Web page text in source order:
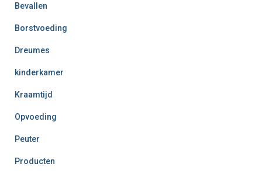
Bevallen
Borstvoeding
Dreumes
kinderkamer
Kraamtijd
Opvoeding
Peuter
Producten